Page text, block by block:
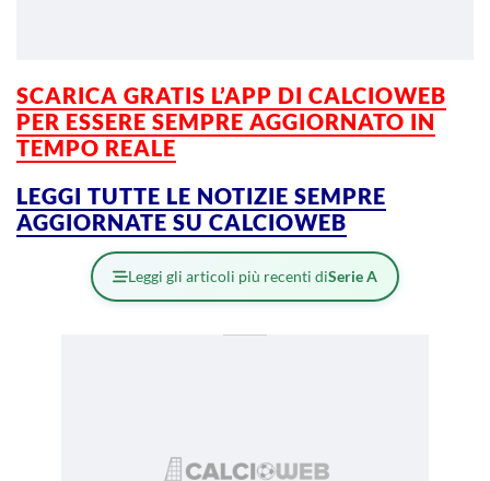
SCARICA GRATIS L’APP DI CALCIOWEB
PER ESSERE SEMPRE AGGIORNATO IN
TEMPO REALE
LEGGI TUTTE LE NOTIZIE SEMPRE
AGGIORNATE SU CALCIOWEB
Leggi gli articoli più recenti diSerie A